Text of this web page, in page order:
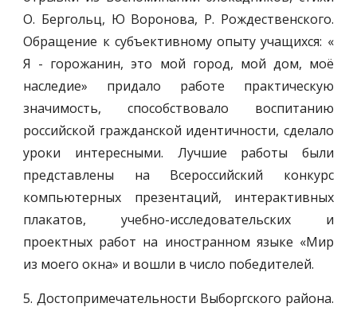
О. Бергольц, Ю Воронова, Р. Рождественского.
Обращение к субъективному опыту учащихся: «
Я - горожанин, это мой город, мой дом, моё
наследие» придало работе практическую
значимость, способствовало воспитанию
российской гражданской идентичности, сделало
уроки интересными. Лучшие работы были
представлены на Всероссийский конкурс
компьютерных презентаций, интерактивных
плакатов, учебно-исследовательских и
проектных работ на иностранном языке «Мир
из моего окна» и вошли в число победителей.
5. Достопримечательности Выборгского района.